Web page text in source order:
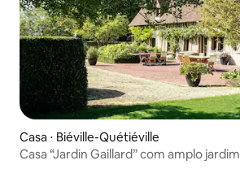
Casa ⋅ Biéville-Quétiéville
Casa “Jardin Gaillard” com amplo jardim